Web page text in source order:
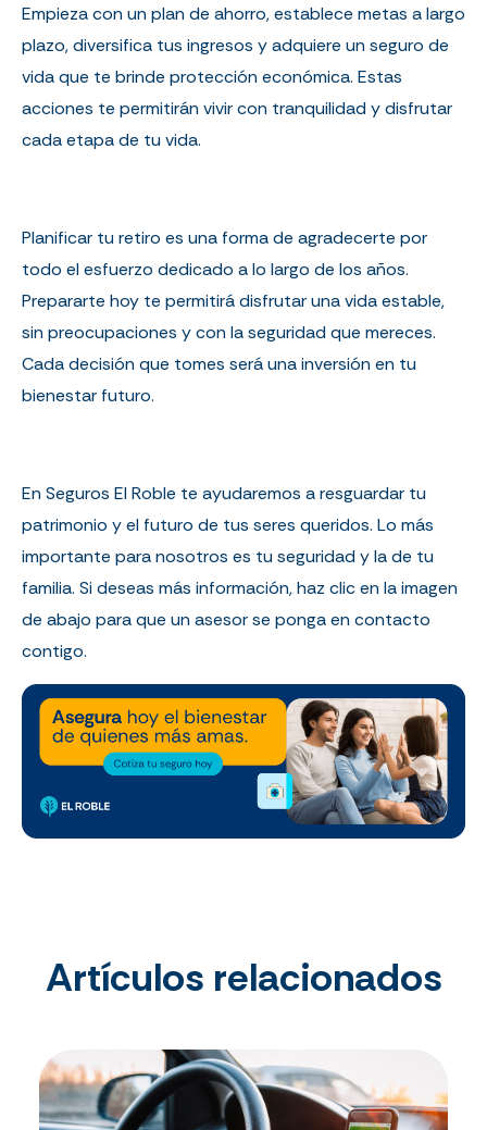
Empieza con un plan de ahorro, establece metas a largo
plazo, diversifica tus ingresos y adquiere un seguro de
vida que te brinde protección económica. Estas
acciones te permitirán vivir con tranquilidad y disfrutar
cada etapa de tu vida.
Planificar tu retiro es una forma de agradecerte por
todo el esfuerzo dedicado a lo largo de los años.
Prepararte hoy te permitirá disfrutar una vida estable,
sin preocupaciones y con la seguridad que mereces.
Cada decisión que tomes será una inversión en tu
bienestar futuro.
En Seguros El Roble te ayudaremos a resguardar tu
patrimonio y el futuro de tus seres queridos. Lo más
importante para nosotros es tu seguridad y la de tu
familia. Si deseas más información, haz clic en la imagen
de abajo para que un asesor se ponga en contacto
contigo.
Artículos relacionados